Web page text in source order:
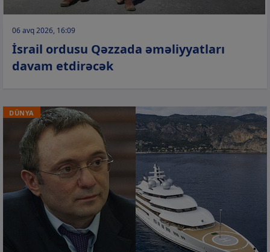
06 avq 2026, 16:09
İsrail ordusu Qəzzada əməliyyatları
davam etdirəcək
DÜNYA